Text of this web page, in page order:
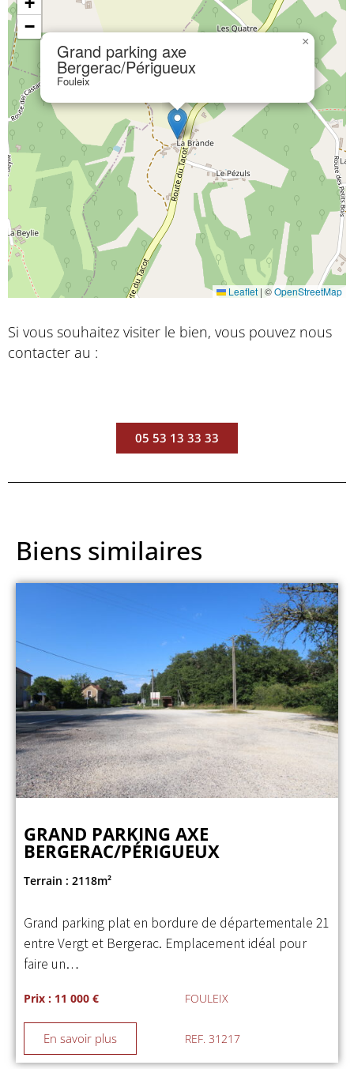
Grand parking axe
Bergerac/Périgueux
Fouleix
×
−
Leaflet | ©OpenStreetMap
Si vous souhaitez visiter le bien, vous pouvez nous
contacter au :
05 53 13 33 33
Biens similaires
GRAND PARKING AXE
BERGERAC/PÉRIGUEUX
Terrain : 2118m²
Grand parking plat en bordure de départementale 21
entre Vergt et Bergerac. Emplacement idéal pour
faire un…
Prix : 11 000 € FOULEIX
En savoir plus REF. 31217